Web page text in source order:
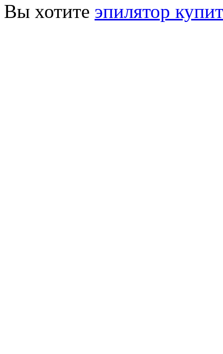
Вы хотите эпилятор